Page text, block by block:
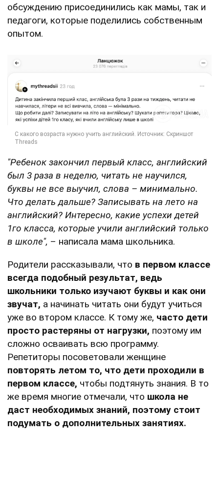
обсуждению присоединились как мамы, так и
педагоги, которые поделились собственным
опытом.
"Ребенок закончил первый класс, английский
был 3 раза в неделю, читать не научился,
буквы не все выучил, слова – минимально.
Что делать дальше? Записывать на лето на
английский? Интересно, какие успехи детей
1го класса, которые учили английский только
в школе", – написала мама школьника.
Родители рассказывали, что в первом классе
всегда подобный результат, ведь
школьники только изучают буквы и как они
звучат, а начинать читать они будут учиться
уже во втором классе. К тому же, часто дети
просто растеряны от нагрузки, поэтому им
сложно осваивать всю программу.
Репетиторы посоветовали женщине
повторять летом то, что дети проходили в
первом классе, чтобы подтянуть знания. В то
же время многие отмечали, что школа не
даст необходимых знаний, поэтому стоит
подумать о дополнительных занятиях.